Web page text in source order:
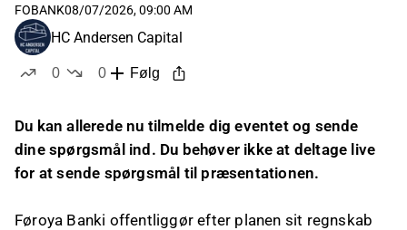
FOBANK08/07/2026, 09:00 AM
HC Andersen Capital
0
0
Følg
Du kan allerede nu tilmelde dig eventet og sende
dine spørgsmål ind. Du behøver ikke at deltage live
for at sende spørgsmål til præsentationen.
Føroya Banki offentliggør efter planen sit regnskab